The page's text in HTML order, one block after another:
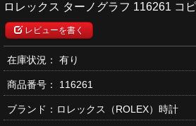
ロレックス ターノグラフ 116261 コ
レビューを書く
在庫状況： 有り
商品番号： 116261
ブランド： ロレックス （ROLEX）時計